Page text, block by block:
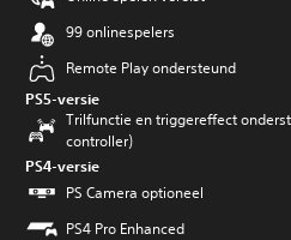
99 onlinespelers
Remote Play ondersteund
PS5-versie
Trilfunctie en triggereffect
controller)
PS4-versie
PS Camera optioneel
PS4 Pro Enhanced